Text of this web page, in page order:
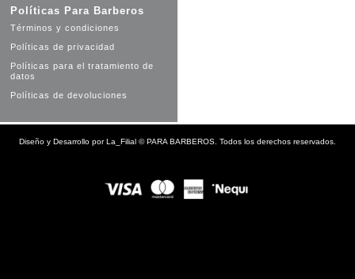
Políticas Para Barberos
Términos y condiciones
Políticas de privacidad
Políticas para el tratamiento de
datos
Políticas de devoluciones
Diseño y Desarrollo porLa_Filial ©PARA BARBEROS. Todos los derechos reservados.